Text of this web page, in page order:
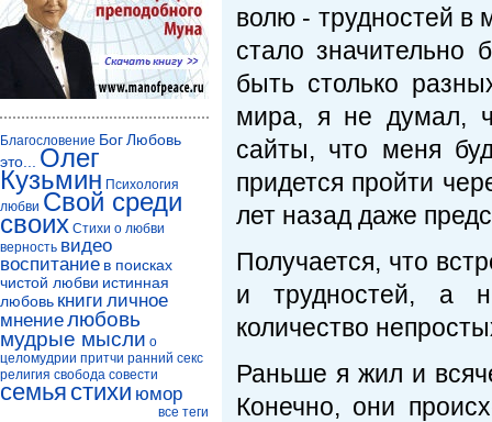
волю - трудностей в
стало
быть столько
мира, я не думал,
сайты, что меня
придется пройти
лет назад даже
Получается, что
и трудностей, а
количество
Раньше я жил и
Конечно, они
Благословение БогЛюбовь
это...
Олег
Кузьмин Психология
любви Свой среди
своих Стихи о любви
верность видео
воспитание в поисках
чистой любви истинная
любовь книги личное
мнениелюбовь
мудрые мысли о
целомудрии притчи ранний секс
религия свобода совести
семья стихи юмор
все теги